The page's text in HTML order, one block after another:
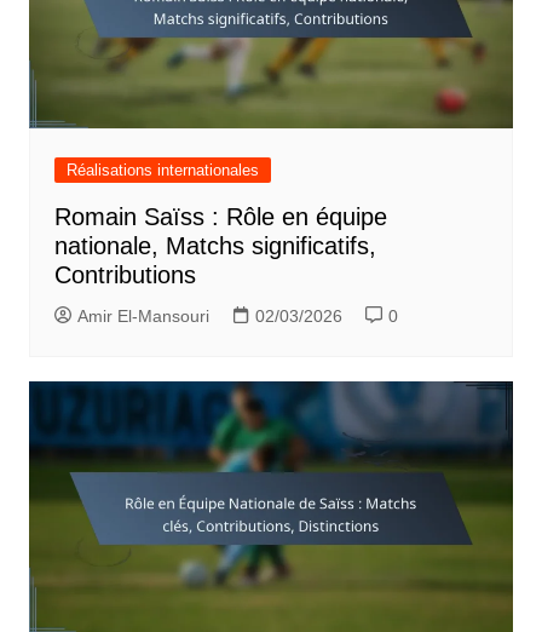
Réalisations internationales
Romain Saïss : Rôle en équipe
nationale, Matchs significatifs,
Contributions
Amir El-Mansouri 02/03/2026 0